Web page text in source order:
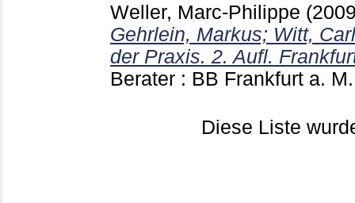
Weller, Marc-Philippe
Gehrlein, Markus; Witt,
der Praxis. 2. Aufl.
Berater : BB Frankfurt a.
Diese Liste